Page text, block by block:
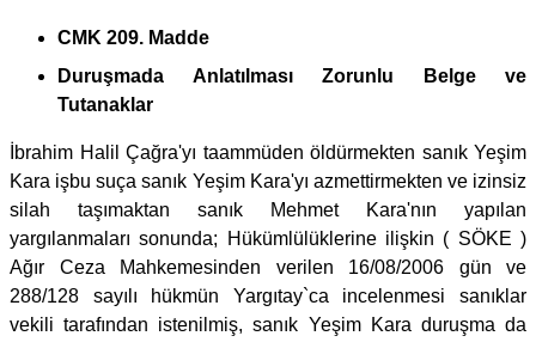
CMK 209. Madde
Duruşmada Anlatılması Zorunlu Belge ve
Tutanaklar
İbrahim Halil Çağra'yı taammüden öldürmekten sanık Yeşim
Kara işbu suça sanık Yeşim Kara'yı azmettirmekten ve izinsiz
silah taşımaktan sanık Mehmet Kara'nın yapılan
yargılanmaları sonunda; Hükümlülüklerine ilişkin ( SÖKE )
Ağır Ceza Mahkemesinden verilen 16/08/2006 gün ve
288/128 sayılı hükmün Yargıtay`ca incelenmesi sanıklar
vekili tarafından istenilmiş, sanık Yeşim Kara duruşma da